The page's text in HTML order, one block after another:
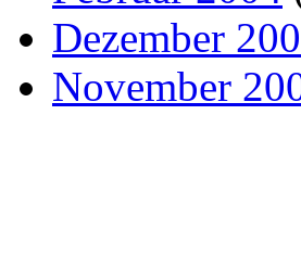
Dezember
November